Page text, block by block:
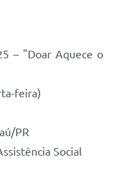
– "Doar Aquece o
feira)
PR
Social